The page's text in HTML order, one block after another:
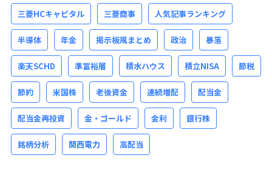
三菱HCキャピタル 三菱商事 人気記事ランキング
半導体 年金 掲示板風まとめ 政治 暴落
楽天SCHD 準富裕層 積水ハウス 積立NISA 節税
節約 米国株 老後資金 連続増配 配当金
配当金再投資 金・ゴールド 金利 銀行株
銘柄分析 関西電力 高配当